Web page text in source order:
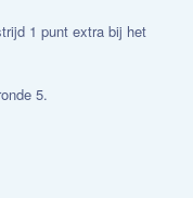
1 punt extra bij het
5.